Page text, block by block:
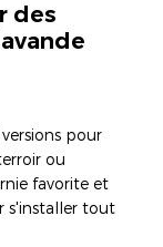
des
pour
ou
favorite et
s'installer tout